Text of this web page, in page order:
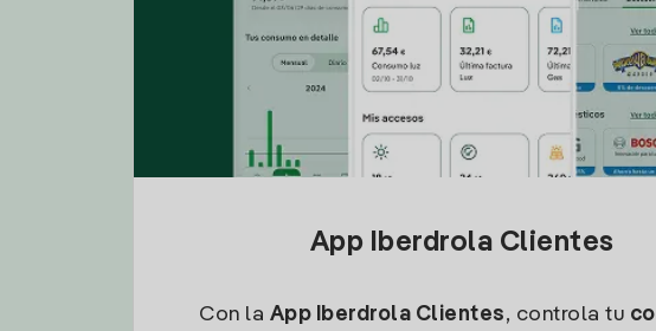
App Iberdrola Clientes
Con la App Iberdrola Clientes, controla tu